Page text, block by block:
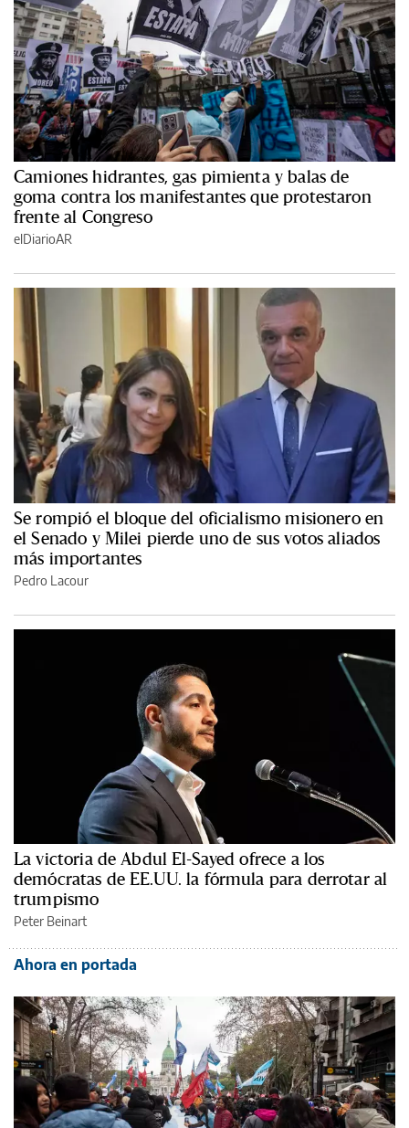
Camiones hidrantes, gas pimienta y balas de
goma contra los manifestantes que protestaron
frente al Congreso
elDiarioAR
Se rompió el bloque del oficialismo misionero en
el Senado y Milei pierde uno de sus votos aliados
más importantes
Pedro Lacour
La victoria de Abdul El-Sayed ofrece a los
demócratas de EE.UU. la fórmula para derrotar al
trumpismo
Peter Beinart
Ahora en portada